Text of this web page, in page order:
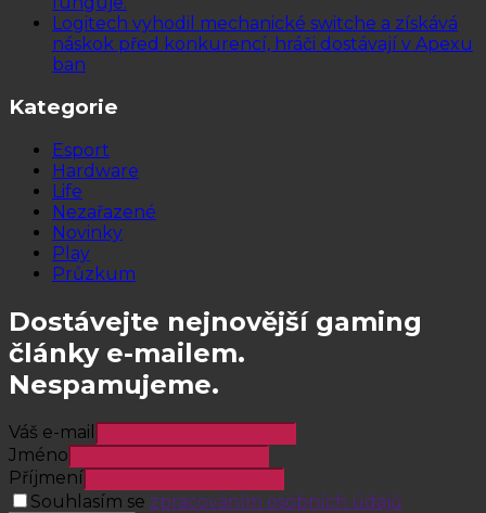
Logitech vyhodil mechanické switche a získává
náskok před konkurencí, hráči dostávají v Apexu
ban
Kategorie
Esport
Hardware
Life
Nezařazené
Novinky
Play
Průzkum
Dostávejte nejnovější gaming
články e-mailem.
Nespamujeme.
Váš e-mail
Jméno
Příjmení
Souhlasím se zpracováním osobních údajů